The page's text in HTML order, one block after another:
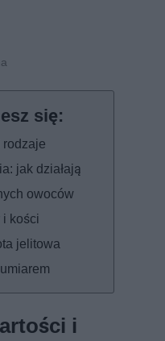
jak działają
owoców
i kości
jelitowa
i